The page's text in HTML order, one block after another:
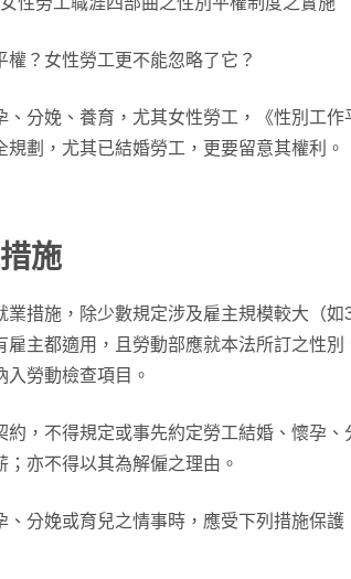
？女性勞工更不能忽略了它？
、分娩、養育，尤其女性勞工，《性別工作
規劃，尤其已結婚勞工，更要留意其權利。
施
業措施，除少數規定涉及雇主規模較大（如
雇主都適用，且勞動部應就本法所訂之性別
入勞動檢查項目。
約，不得規定或事先約定勞工結婚、懷孕、
；亦不得以其為解僱之理由。
分娩或育兒之情事時，應受下列措施保護